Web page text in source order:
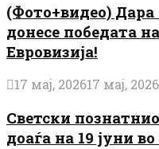
(Фото+видео) Дара
донесе победата
Евровизија!
17 мај, 202617 мај, 2026
Светски
доаѓа на 19 јуни во